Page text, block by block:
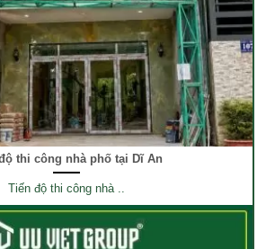
thi công nhà phố tại Dĩ An
Tiến độ thi công nhà ..